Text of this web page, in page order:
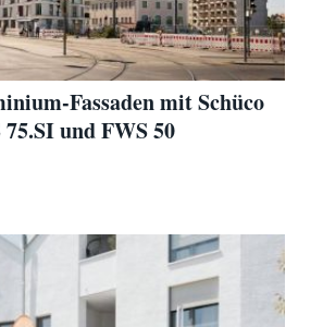
Fassaden mit Schüco
und FWS 50